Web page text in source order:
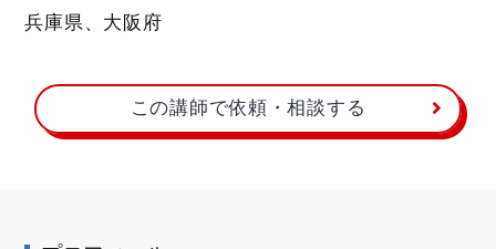
兵庫県、大阪府
この講師で依頼・相談する